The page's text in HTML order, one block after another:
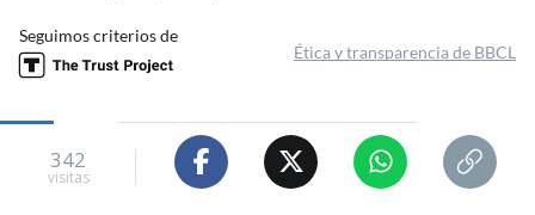
Seguimos criterios de
Ética y transparencia de BBCL
342
visitas